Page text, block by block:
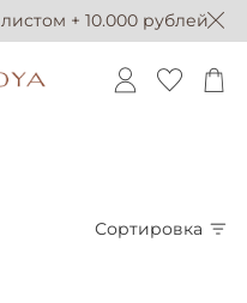
+ 10.000 рублей
Сортировка